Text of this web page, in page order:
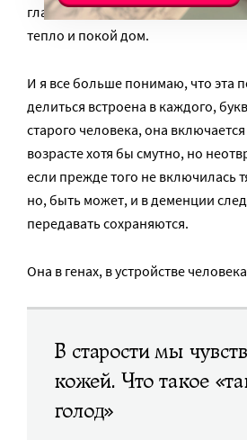
главное – открытый для
тепло и покой дом.
И я все больше понимаю, что эта
делиться встроена в каждого,
старого человека, она
возрасте хотя бы смутно, но
если прежде того не включилась
но, быть может, и в деменции
передавать сохраняются.
Она в генах, в устройстве
В старости мы
кожей. Что такое
голод»